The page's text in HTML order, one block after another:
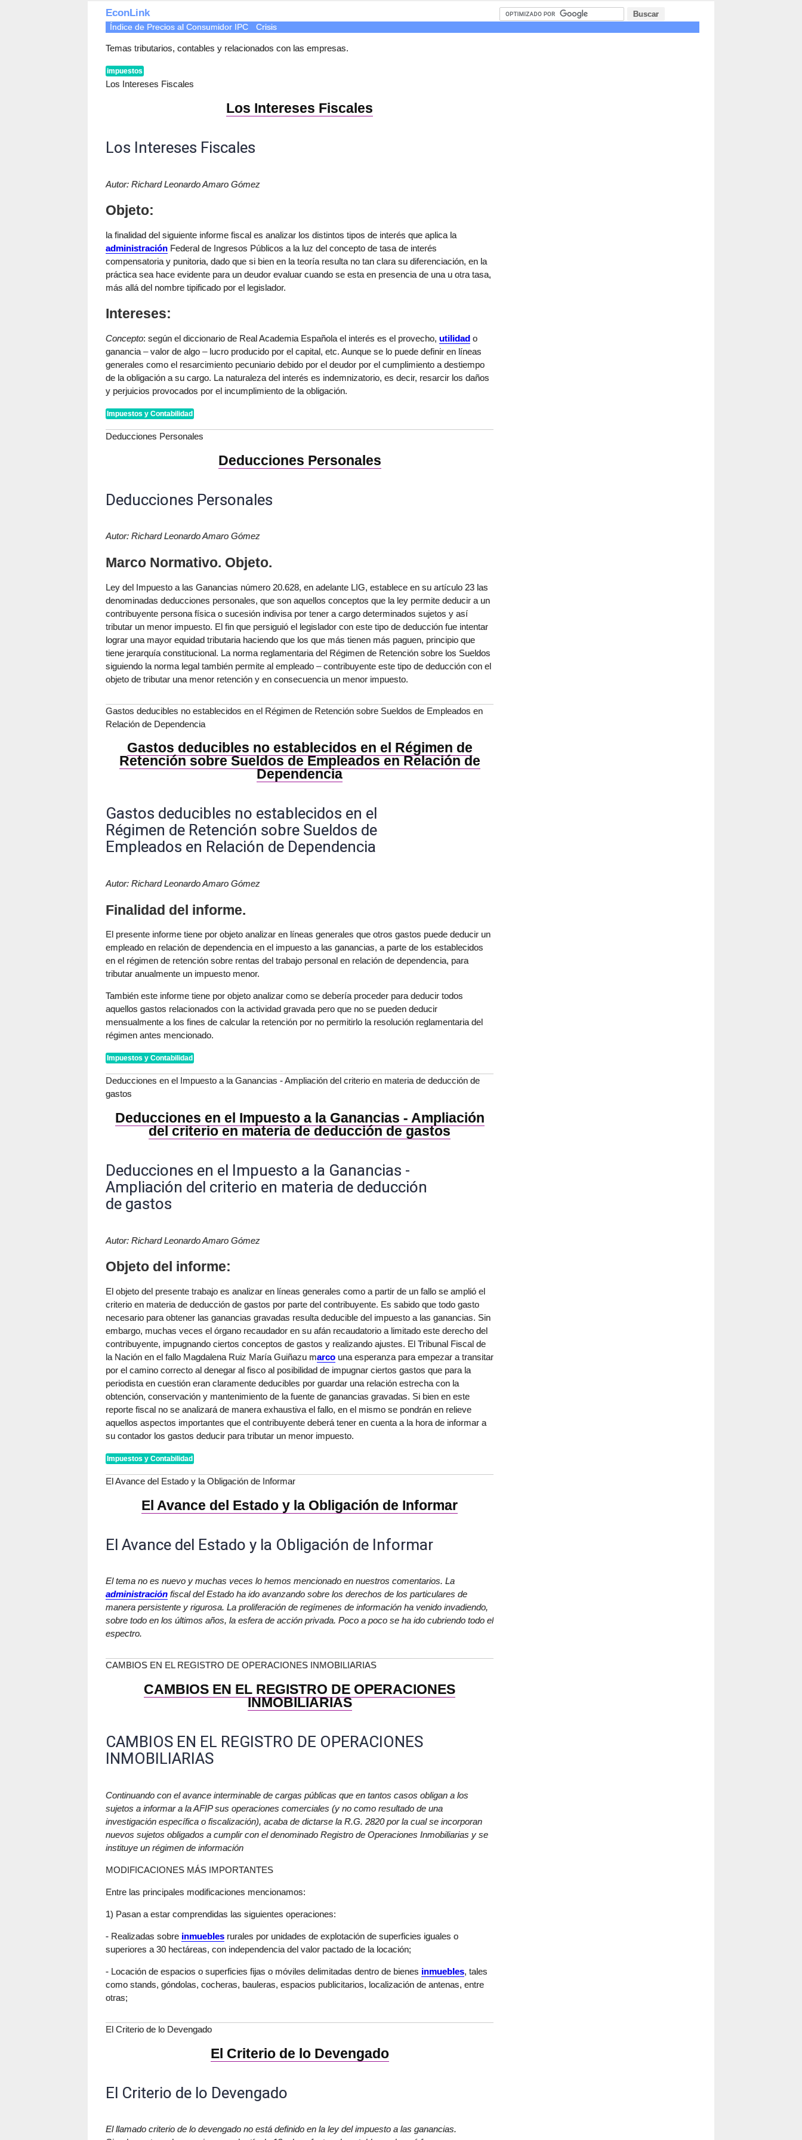
EconLink
Índice de Precios al Consumidor IPC Crisis
Temas tributarios, contables y relacionados con las empresas.
impuestos
Los Intereses Fiscales
Los Intereses Fiscales
Los Intereses Fiscales
Autor: Richard Leonardo Amaro Gómez
Objeto:
la finalidad del siguiente informe fiscal es analizar los distintos tipos de interés que aplica la
administración Federal de Ingresos Públicos a la luz del concepto de tasa de interés
compensatoria y punitoria, dado que si bien en la teoría resulta no tan clara su diferenciación, en la
práctica sea hace evidente para un deudor evaluar cuando se esta en presencia de una u otra tasa,
más allá del nombre tipificado por el legislador.
Intereses:
Concepto: según el diccionario de Real Academia Española el interés es el provecho, utilidad o
ganancia – valor de algo – lucro producido por el capital, etc. Aunque se lo puede definir en líneas
generales como el resarcimiento pecuniario debido por el deudor por el cumplimiento a destiempo
de la obligación a su cargo. La naturaleza del interés es indemnizatorio, es decir, resarcir los daños
y perjuicios provocados por el incumplimiento de la obligación.
Impuestos y Contabilidad
Deducciones Personales
Deducciones Personales
Deducciones Personales
Autor: Richard Leonardo Amaro Gómez
Marco Normativo. Objeto.
Ley del Impuesto a las Ganancias número 20.628, en adelante LIG, establece en su artículo 23 las
denominadas deducciones personales, que son aquellos conceptos que la ley permite deducir a un
contribuyente persona física o sucesión indivisa por tener a cargo determinados sujetos y así
tributar un menor impuesto. El fin que persiguió el legislador con este tipo de deducción fue intentar
lograr una mayor equidad tributaria haciendo que los que más tienen más paguen, principio que
tiene jerarquía constitucional. La norma reglamentaria del Régimen de Retención sobre los Sueldos
siguiendo la norma legal también permite al empleado – contribuyente este tipo de deducción con el
objeto de tributar una menor retención y en consecuencia un menor impuesto.
Gastos deducibles no establecidos en el Régimen de Retención sobre Sueldos de Empleados en
Relación de Dependencia
Gastos deducibles no establecidos en el Régimen de
Retención sobre Sueldos de Empleados en Relación de
Dependencia
Gastos deducibles no establecidos en el
Régimen de Retención sobre Sueldos de
Empleados en Relación de Dependencia
Autor: Richard Leonardo Amaro Gómez
Finalidad del informe.
El presente informe tiene por objeto analizar en líneas generales que otros gastos puede deducir un
empleado en relación de dependencia en el impuesto a las ganancias, a parte de los establecidos
en el régimen de retención sobre rentas del trabajo personal en relación de dependencia, para
tributar anualmente un impuesto menor.
También este informe tiene por objeto analizar como se debería proceder para deducir todos
aquellos gastos relacionados con la actividad gravada pero que no se pueden deducir
mensualmente a los fines de calcular la retención por no permitirlo la resolución reglamentaria del
régimen antes mencionado.
Impuestos y Contabilidad
Deducciones en el Impuesto a la Ganancias - Ampliación del criterio en materia de deducción de
gastos
Deducciones en el Impuesto a la Ganancias - Ampliación
del criterio en materia de deducción de gastos
Deducciones en el Impuesto a la Ganancias -
Ampliación del criterio en materia de deducción
de gastos
Autor: Richard Leonardo Amaro Gómez
Objeto del informe:
El objeto del presente trabajo es analizar en líneas generales como a partir de un fallo se amplió el
criterio en materia de deducción de gastos por parte del contribuyente. Es sabido que todo gasto
necesario para obtener las ganancias gravadas resulta deducible del impuesto a las ganancias. Sin
embargo, muchas veces el órgano recaudador en su afán recaudatorio a limitado este derecho del
contribuyente, impugnando ciertos conceptos de gastos y realizando ajustes. El Tribunal Fiscal de
la Nación en el fallo Magdalena Ruiz María Guiñazu marco una esperanza para empezar a transitar
por el camino correcto al denegar al fisco al posibilidad de impugnar ciertos gastos que para la
periodista en cuestión eran claramente deducibles por guardar una relación estrecha con la
obtención, conservación y mantenimiento de la fuente de ganancias gravadas. Si bien en este
reporte fiscal no se analizará de manera exhaustiva el fallo, en el mismo se pondrán en relieve
aquellos aspectos importantes que el contribuyente deberá tener en cuenta a la hora de informar a
su contador los gastos deducir para tributar un menor impuesto.
Impuestos y Contabilidad
El Avance del Estado y la Obligación de Informar
El Avance del Estado y la Obligación de Informar
El Avance del Estado y la Obligación de Informar
El tema no es nuevo y muchas veces lo hemos mencionado en nuestros comentarios. La
administración fiscal del Estado ha ido avanzando sobre los derechos de los particulares de
manera persistente y rigurosa. La proliferación de regímenes de información ha venido invadiendo,
sobre todo en los últimos años, la esfera de acción privada. Poco a poco se ha ido cubriendo todo el
espectro.
CAMBIOS EN EL REGISTRO DE OPERACIONES INMOBILIARIAS
CAMBIOS EN EL REGISTRO DE OPERACIONES
INMOBILIARIAS
CAMBIOS EN EL REGISTRO DE OPERACIONES
INMOBILIARIAS
Continuando con el avance interminable de cargas públicas que en tantos casos obligan a los
sujetos a informar a la AFIP sus operaciones comerciales (y no como resultado de una
investigación específica o fiscalización), acaba de dictarse la R.G. 2820 por la cual se incorporan
nuevos sujetos obligados a cumplir con el denominado Registro de Operaciones Inmobiliarias y se
instituye un régimen de información
MODIFICACIONES MÁS IMPORTANTES
Entre las principales modificaciones mencionamos:
1) Pasan a estar comprendidas las siguientes operaciones:
- Realizadas sobre inmuebles rurales por unidades de explotación de superficies iguales o
superiores a 30 hectáreas, con independencia del valor pactado de la locación;
- Locación de espacios o superficies fijas o móviles delimitadas dentro de bienes inmuebles, tales
como stands, góndolas, cocheras, bauleras, espacios publicitarios, localización de antenas, entre
otras;
El Criterio de lo Devengado
El Criterio de lo Devengado
El Criterio de lo Devengado
El llamado criterio de lo devengado no está definido en la ley del impuesto a las ganancias.